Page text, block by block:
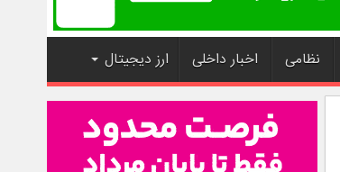
نظامی اخبار داخلی ارز دیجیتال